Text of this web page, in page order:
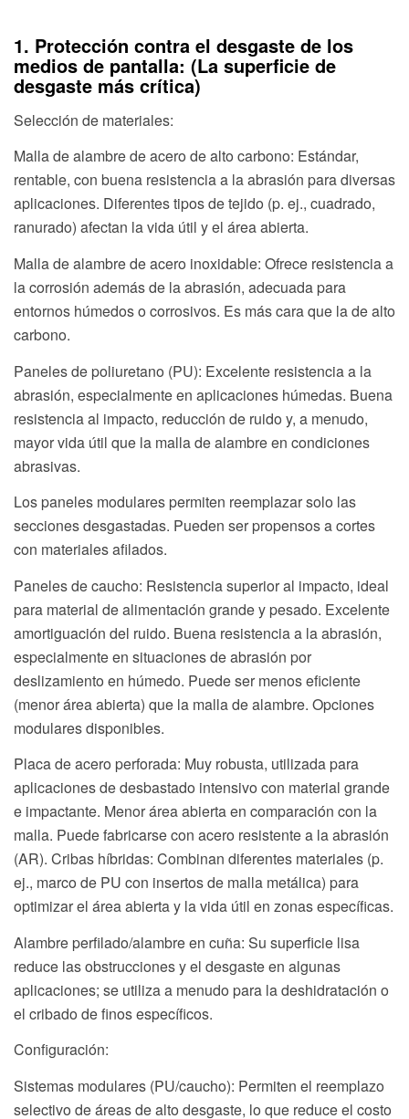
1. Protección contra el desgaste de los
medios de pantalla: (La superficie de
desgaste más crítica)
Selección de materiales:
Malla de alambre de acero de alto carbono: Estándar,
rentable, con buena resistencia a la abrasión para diversas
aplicaciones. Diferentes tipos de tejido (p. ej., cuadrado,
ranurado) afectan la vida útil y el área abierta.
Malla de alambre de acero inoxidable: Ofrece resistencia a
la corrosión además de la abrasión, adecuada para
entornos húmedos o corrosivos. Es más cara que la de alto
carbono.
Paneles de poliuretano (PU): Excelente resistencia a la
abrasión, especialmente en aplicaciones húmedas. Buena
resistencia al impacto, reducción de ruido y, a menudo,
mayor vida útil que la malla de alambre en condiciones
abrasivas.
Los paneles modulares permiten reemplazar solo las
secciones desgastadas. Pueden ser propensos a cortes
con materiales afilados.
Paneles de caucho: Resistencia superior al impacto, ideal
para material de alimentación grande y pesado. Excelente
amortiguación del ruido. Buena resistencia a la abrasión,
especialmente en situaciones de abrasión por
deslizamiento en húmedo. Puede ser menos eficiente
(menor área abierta) que la malla de alambre. Opciones
modulares disponibles.
Placa de acero perforada: Muy robusta, utilizada para
aplicaciones de desbastado intensivo con material grande
e impactante. Menor área abierta en comparación con la
malla. Puede fabricarse con acero resistente a la abrasión
(AR). Cribas híbridas: Combinan diferentes materiales (p.
ej., marco de PU con insertos de malla metálica) para
optimizar el área abierta y la vida útil en zonas específicas.
Alambre perfilado/alambre en cuña: Su superficie lisa
reduce las obstrucciones y el desgaste en algunas
aplicaciones; se utiliza a menudo para la deshidratación o
el cribado de finos específicos.
Configuración:
Sistemas modulares (PU/caucho): Permiten el reemplazo
selectivo de áreas de alto desgaste, lo que reduce el costo